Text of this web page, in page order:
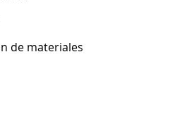
de materiales